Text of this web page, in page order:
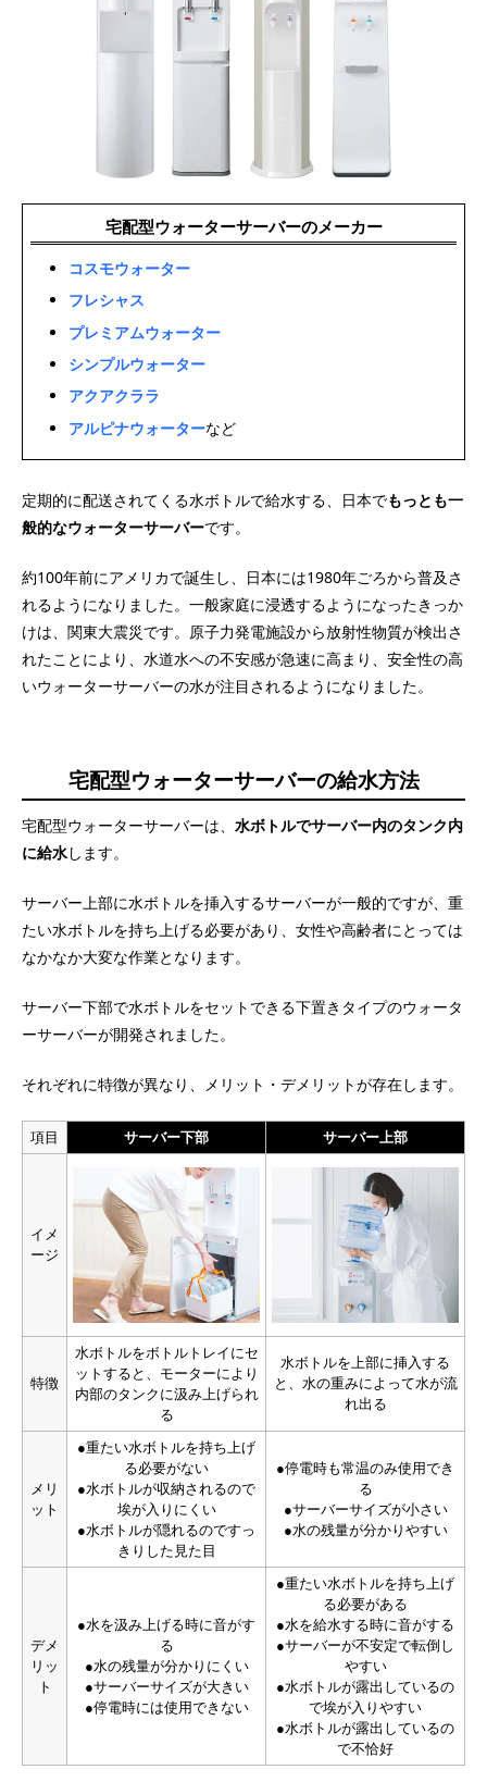
宅配型ウォーターサーバーのメーカー
コスモウォーター
フレシャス
プレミアムウォーター
シンプルウォーター
アクアクララ
アルピナウォーターなど
定期的に配送されてくる水ボトルで給水する、日本でもっとも一
般的なウォーターサーバーです。
約100年前にアメリカで誕生し、日本には1980年ごろから普及さ
れるようになりました。一般家庭に浸透するようになったきっか
けは、関東大震災です。原子力発電施設から放射性物質が検出さ
れたことにより、水道水への不安感が急速に高まり、安全性の高
いウォーターサーバーの水が注目されるようになりました。
宅配型ウォーターサーバーの給水方法
宅配型ウォーターサーバーは、 水ボトルでサーバー内のタンク内
に給水します。
サーバー上部に水ボトルを挿入するサーバーが一般的ですが、重
たい水ボトルを持ち上げる必要があり、女性や高齢者にとっては
なかなか大変な作業となります。
サーバー下部で水ボトルをセットできる下置きタイプのウォータ
ーサーバーが開発されました。
それぞれに特徴が異なり、メリット・デメリットが存在します。
項目 サーバー下部 サーバー上部
イメ
ージ
特徴
水ボトルをボトルトレイにセ
ットすると、モーターにより
内部のタンクに汲み上げられ
る
水ボトルを上部に挿入する
と、水の重みによって水が流
れ出る
メリ
ット
●重たい水ボトルを持ち上げ
る必要がない
●水ボトルが収納されるので
埃が入りにくい
●水ボトルが隠れるのですっ
きりした見た目
●停電時も常温のみ使用でき
る
●サーバーサイズが小さい
●水の残量が分かりやすい
デメ
リッ
ト
●水を汲み上げる時に音がす
る
●水の残量が分かりにくい
●サーバーサイズが大きい
●停電時には使用できない
●重たい水ボトルを持ち上げ
る必要がある
●水を給水する時に音がする
●サーバーが不安定で転倒し
やすい
●水ボトルが露出しているの
で埃が入りやすい
●水ボトルが露出しているの
で不恰好